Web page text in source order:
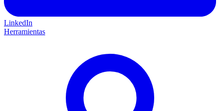
LinkedIn
Herramientas